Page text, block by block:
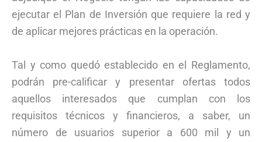
ejecutar el Plan de Inversión que requiere la red y
de aplicar mejores prácticas en la operación.
Tal y como quedó establecido en el Reglamento,
podrán pre-calificar y presentar ofertas todos
aquellos interesados que cumplan con los
requisitos técnicos y financieros, a saber, un
número de usuarios superior a 600 mil y un